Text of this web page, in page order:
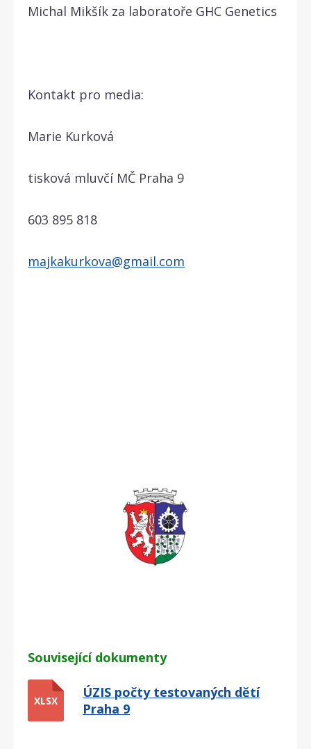
Michal Mikšík za laboratoře GHC Genetics
Kontakt pro media:
Marie Kurková
tisková mluvčí MČ Praha 9
603 895 818
majkakurkova@gmail.com
Související dokumenty
XLSX
ÚZIS počty testovaných dětí
Praha 9